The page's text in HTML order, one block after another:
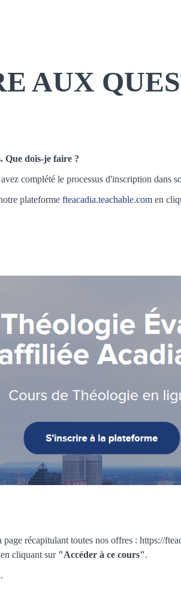
AUX
Que dois-je faire ?
complété le processus d'inscription dans
plateforme fteacadia.teachable.com en
récapitulant toutes nos offres : https://
cliquant sur "Accéder à ce cours".